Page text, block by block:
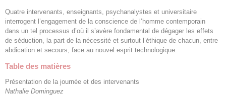
Quatre intervenants, enseignants, psychanalystes et universitaire
interrogent l’engagement de la conscience de l’homme contemporain
dans un tel processus d’où il s’avère fondamental de dégager les effets
de séduction, la part de la nécessité et surtout l’éthique de chacun, entre
abdication et secours, face au nouvel esprit technologique.
Table des matières
Présentation de la journée et des intervenants
Nathalie Dominguez